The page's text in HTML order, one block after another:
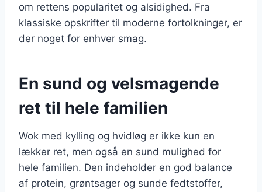
om rettens popularitet og alsidighed. Fra
klassiske opskrifter til moderne fortolkninger, er
der noget for enhver smag.
En sund og velsmagende
ret til hele familien
Wok med kylling og hvidløg er ikke kun en
lækker ret, men også en sund mulighed for
hele familien. Den indeholder en god balance
af protein, grøntsager og sunde fedtstoffer,